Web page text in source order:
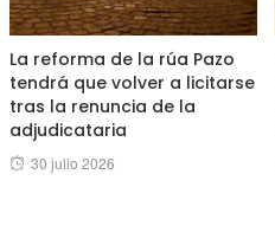
La reforma de la rúa Pazo
tendrá que volver a licitarse
tras la renuncia de la
adjudicataria
Posted
30 julio 2026